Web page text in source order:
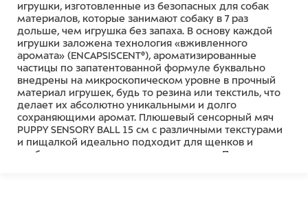
игрушки, изготовленные из безопасных для собак
материалов, которые занимают собаку в 7 раз
дольше, чем игрушка без запаха. В основу каждой
игрушки заложена технология «вживленного
аромата» (ENCAPSISCENT®), ароматизированные
частицы по запатентованной формуле буквально
внедрены на микроскопическом уровне в прочный
материал игрушек, будь то резина или текстиль, что
делает их абсолютно уникальными и долго
сохраняющими аромат. Плюшевый сенсорный мяч
PUPPY SENSORY BALL 15 см с различными текстурами
и пищалкой идеально подходит для щенков и
спобствуют раннему развитию питомца. Подходит